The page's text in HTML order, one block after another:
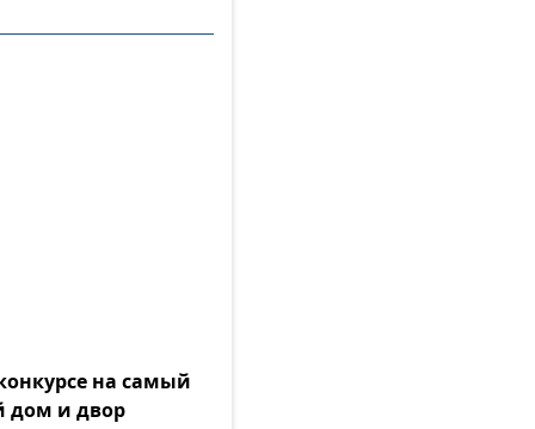
на самый
дом и двор